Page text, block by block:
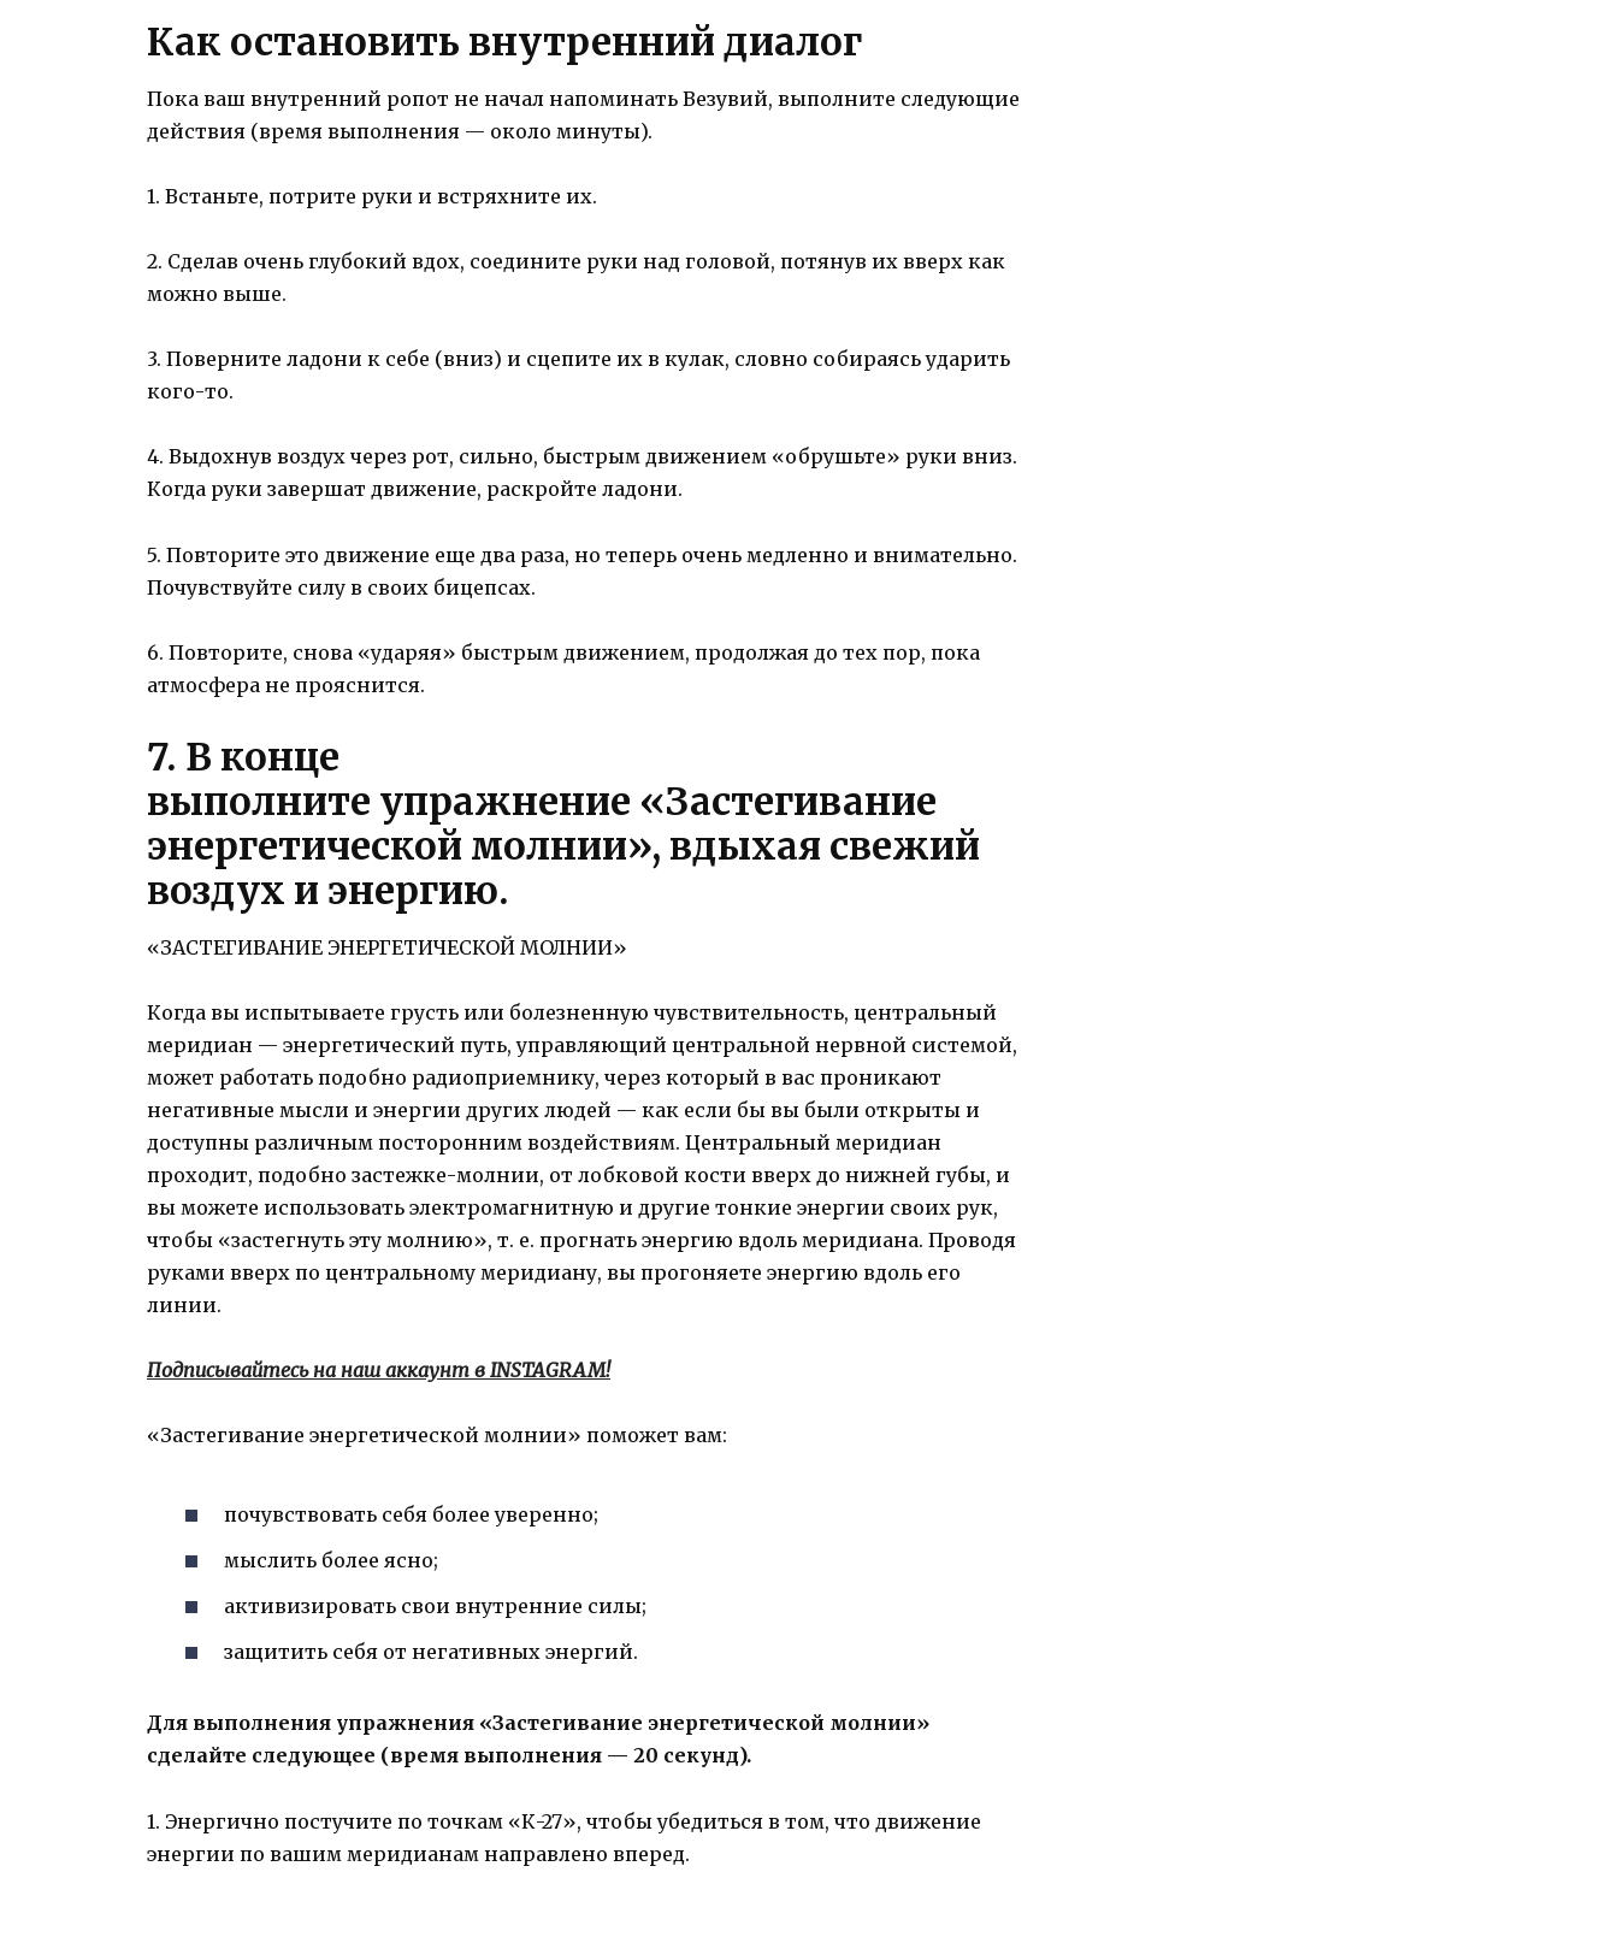
Как остановить внутренний диалог
Пока ваш внутренний ропот не начал напоминать Везувий, выполните следующие
действия (время выполнения — около минуты).
1. Встаньте, потрите руки и встряхните их.
2. Сделав очень глубокий вдох, соедините руки над головой, потянув их вверх как
можно выше.
3. Поверните ладони к себе (вниз) и сцепите их в кулак, словно собираясь ударить
кого-то.
4. Выдохнув воздух через рот, сильно, быстрым движением «обрушьте» руки вниз.
Когда руки завершат движение, раскройте ладони.
5. Повторите это движение еще два раза, но теперь очень медленно и внимательно.
Почувствуйте силу в своих бицепсах.
6. Повторите, снова «ударяя» быстрым движением, продолжая до тех пор, пока
атмосфера не прояснится.
7. В конце
выполните упражнение «Застегивание
энергетической молнии», вдыхая свежий
воздух и энергию.
«ЗАСТЕГИВАНИЕ ЭНЕРГЕТИЧЕСКОЙ МОЛНИИ»
Когда вы испытываете грусть или болезненную чувствительность, центральный
меридиан — энергетический путь, управляющий центральной нервной системой,
может работать подобно радиоприемнику, через который в вас проникают
негативные мысли и энергии других людей — как если бы вы были открыты и
доступны различным посторонним воздействиям. Центральный меридиан
проходит, подобно застежке-молнии, от лобковой кости вверх до нижней губы, и
вы можете использовать электромагнитную и другие тонкие энергии своих рук,
чтобы «застегнуть эту молнию», т. е. прогнать энергию вдоль меридиана. Проводя
руками вверх по центральному меридиану, вы прогоняете энергию вдоль его
линии.
Подписывайтесь на наш аккаунт в INSTAGRAM!
«Застегивание энергетической молнии» поможет вам:
почувствовать себя более уверенно;
мыслить более ясно;
активизировать свои внутренние силы;
защитить себя от негативных энергий.
Для выполнения упражнения «Застегивание энергетической молнии»
сделайте следующее (время выполнения — 20 секунд).
1. Энергично постучите по точкам «К-27», чтобы убедиться в том, что движение
энергии по вашим меридианам направлено вперед.